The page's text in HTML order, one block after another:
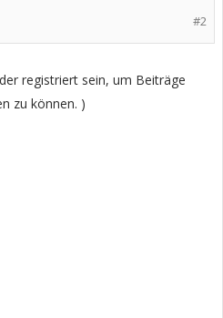
#2
registriert sein, um Beiträge
zu können. )